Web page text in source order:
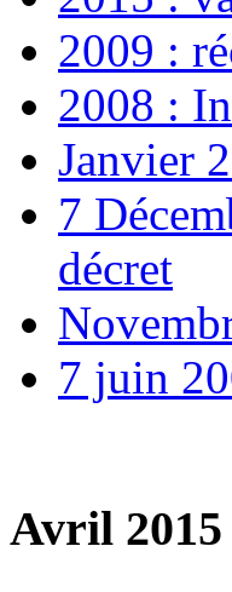
2009 :
2008 :
Janvier
7
décret
7 juin
Avril